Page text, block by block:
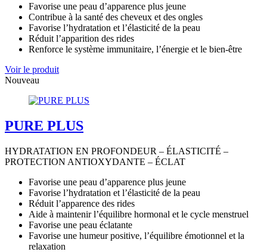
Favorise une peau d’apparence plus jeune
Contribue à la santé des cheveux et des ongles
Favorise l’hydratation et l’élasticité de la peau
Réduit l’apparition des rides
Renforce le système immunitaire, l’énergie et le bien-être
Voir le produit
Nouveau
PURE PLUS
HYDRATATION EN PROFONDEUR – ÉLASTICITÉ –
PROTECTION ANTIOXYDANTE – ÉCLAT
Favorise une peau d’apparence plus jeune
Favorise l’hydratation et l’élasticité de la peau
Réduit l’apparence des rides
Aide à maintenir l’équilibre hormonal et le cycle menstruel
Favorise une peau éclatante
Favorise une humeur positive, l’équilibre émotionnel et la
relaxation